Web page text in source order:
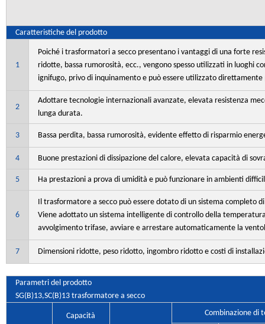
Caratteristiche del prodotto
1
Poiché i trasformatori a secco presentano i vantaggi di una forte
ridotte, bassa rumorosità, ecc., vengono spesso utilizzati in luoghi
ignifugo, privo di inquinamento e può essere utilizzato
2
Adottare tecnologie internazionali avanzate, elevata resistenza
lunga durata.
3 Bassa perdita, bassa rumorosità, evidente effetto di risparmio
4 Buone prestazioni di dissipazione del calore, elevata capacità di
5 Ha prestazioni a prova di umidità e può funzionare in ambienti
6
Il trasformatore a secco può essere dotato di un sistema completo
Viene adottato un sistema intelligente di controllo della
avvolgimento trifase, avviare e arrestare automaticamente la
7 Dimensioni ridotte, peso ridotto, ingombro ridotto e costi di
Parametri del prodotto
SG(B)13,SC(B)13 trasformatore a secco
Capacità
Combinazione di